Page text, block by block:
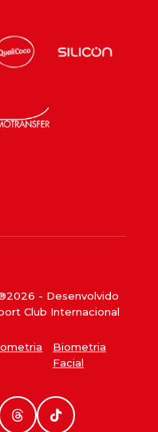
2026 - Desenvolvido
Club Internacional
Biometria
Facial